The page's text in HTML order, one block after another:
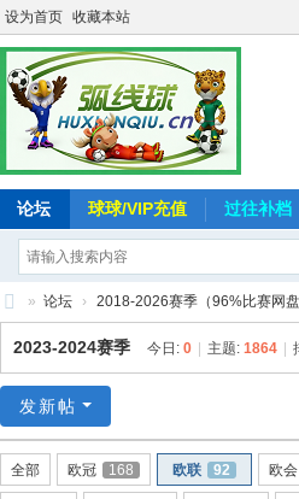
设为首页 收藏本站
论坛 球球/VIP充值 过往补档
弧
线
-
追
» 论坛 › 2018-2026赛季（96%比赛网盘
2023-2024赛季 今日: 0 主题: 1864
发新帖
全部 欧冠 168 欧联 92 欧会